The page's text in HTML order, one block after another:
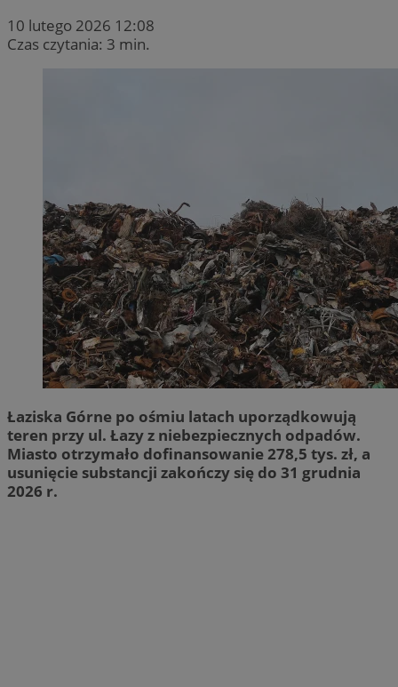
10 lutego 2026 12:08
Czas czytania: 3 min.
Łaziska Górne po ośmiu latach uporządkowują
teren przy ul. Łazy z niebezpiecznych odpadów.
Miasto otrzymało dofinansowanie 278,5 tys. zł, a
usunięcie substancji zakończy się do 31 grudnia
2026 r.